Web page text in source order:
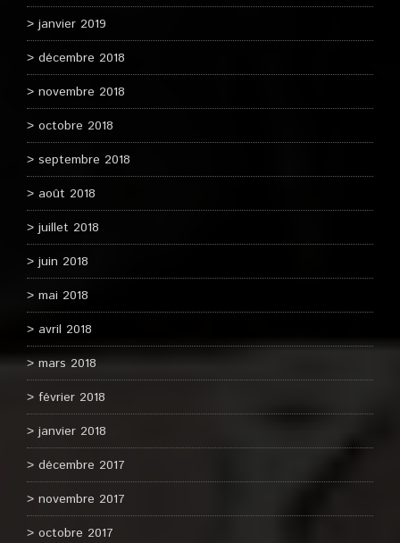
janvier 2019
décembre 2018
novembre 2018
octobre 2018
septembre 2018
août 2018
juillet 2018
juin 2018
mai 2018
avril 2018
mars 2018
février 2018
janvier 2018
décembre 2017
novembre 2017
octobre 2017